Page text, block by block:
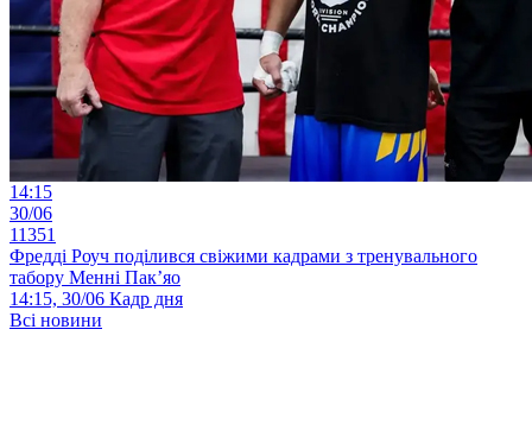
14:15
30/06
11351
Фредді Роуч поділився свіжими кадрами з тренувального
табору Менні Пак’яо
14:15, 30/06 Кадр дня
Всі новини